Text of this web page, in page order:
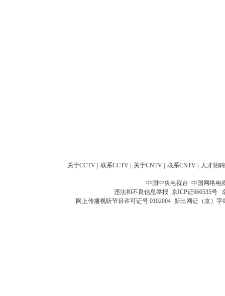
关于CCTV 联系CCTV 关于CNTV 联系CNTV 人才招聘
中国中央电视台 中国网络电
违法和不良信息举报 京ICP证060535号
网上传播视听节目许可证号 0102004 新出网证（京）